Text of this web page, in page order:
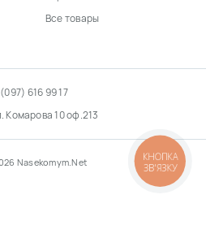
Все товары
616 99 17
Комарова 10 оф.213
Nasekomym.Net КНОПКА
ЗВ'ЯЗКУ